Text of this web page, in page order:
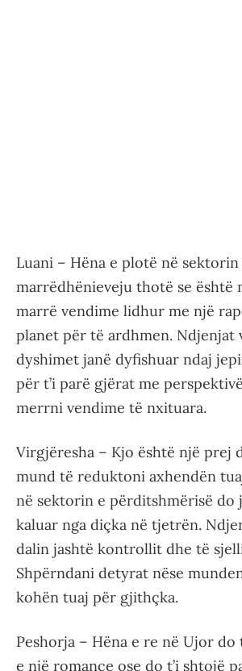
Luani – Hëna e plotë në sektorin
marrëdhënieveju thotë se është
marrë vendime lidhur me një
planet për të ardhmen. Ndjenjat
dyshimet janë dyfishuar ndaj
për t’i parë gjërat me
merrni vendime të nxituara.
Virgjëresha – Kjo është një prej
mund të reduktoni axhendën
në sektorin e përditshmërisë do
kaluar nga diçka në tjetrën.
dalin jashtë kontrollit dhe të
Shpërndani detyrat nëse
kohën tuaj për gjithçka.
Peshorja – Hëna e re në Ujor
e një romance ose do t’i shtojë